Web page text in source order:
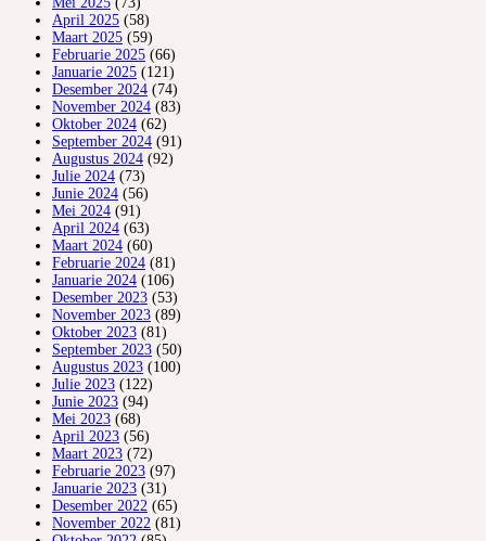
April 2025 (58)
Maart 2025 (59)
Februarie 2025 (66)
Januarie 2025 (121)
Desember 2024 (74)
November 2024 (83)
Oktober 2024 (62)
September 2024 (91)
Augustus 2024 (92)
Julie 2024 (73)
Junie 2024 (56)
Mei 2024 (91)
April 2024 (63)
Maart 2024 (60)
Februarie 2024 (81)
Januarie 2024 (106)
Desember 2023 (53)
November 2023 (89)
Oktober 2023 (81)
September 2023 (50)
Augustus 2023 (100)
Julie 2023 (122)
Junie 2023 (94)
Mei 2023 (68)
April 2023 (56)
Maart 2023 (72)
Februarie 2023 (97)
Januarie 2023 (31)
Desember 2022 (65)
November 2022 (81)